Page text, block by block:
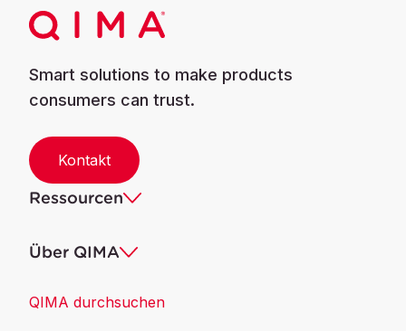
Smart solutions to make products
consumers can trust.
Kontakt
Ressourcen
Über QIMA
QIMA durchsuchen